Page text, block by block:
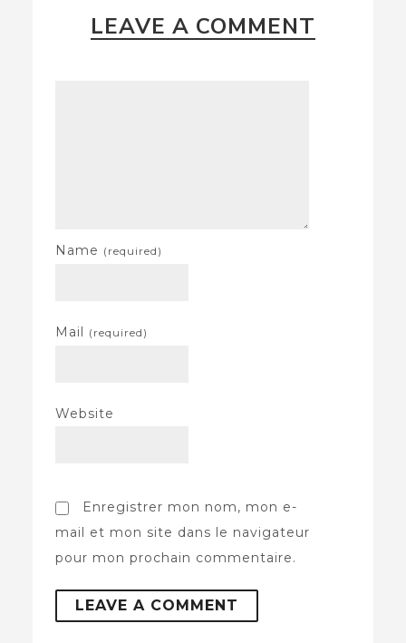
LEAVE A COMMENT
Name (required)
Mail (required)
Website
Enregistrer mon nom, mon e-
mail et mon site dans le navigateur
pour mon prochain commentaire.